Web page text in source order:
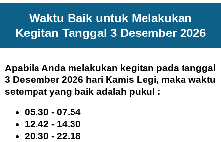
Waktu Baik untuk Melakukan
Kegitan Tanggal 3 Desember 2026
Apabila Anda melakukan kegitan pada tanggal
3 Desember 2026 hari Kamis Legi, maka waktu
setempat yang baik adalah pukul :
05.30 - 07.54
12.42 - 14.30
20.30 - 22.18